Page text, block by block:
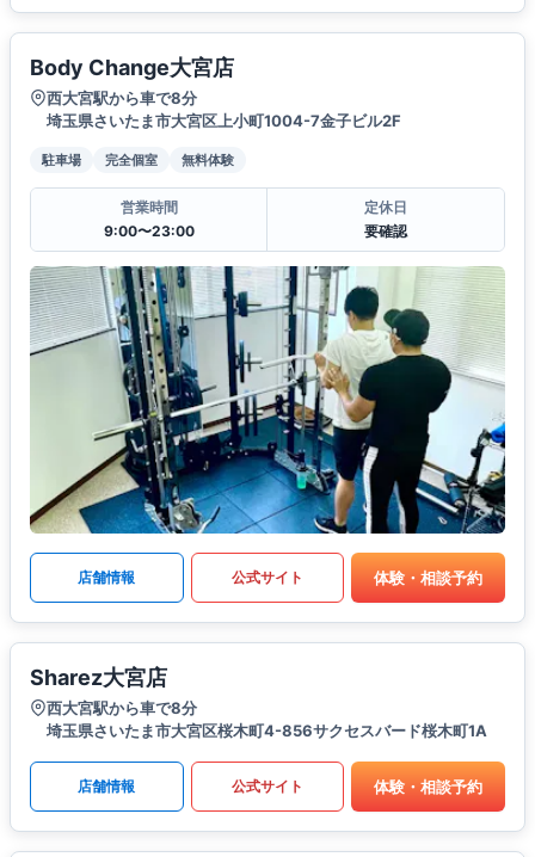
Body Change大宮店
西大宮駅から車で8分
埼玉県さいたま市大宮区上小町1004-7金子ビル2F
駐車場 完全個室 無料体験
営業時間
9:00〜23:00
定休日
要確認
店舗情報 公式サイト 体験・相談予約
Sharez大宮店
西大宮駅から車で8分
埼玉県さいたま市大宮区桜木町4-856サクセスバード桜木町1A
店舗情報 公式サイト 体験・相談予約